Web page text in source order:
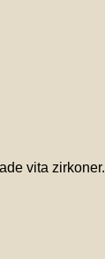
vita zirkoner.